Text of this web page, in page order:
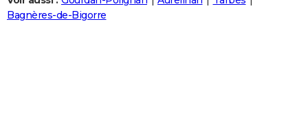
Destinations
City break
Voyage nature
Voyage de noces
Forum
Climat
+
PHOTO
Bagnères-de-Bigorre